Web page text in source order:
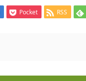
Pocket RSS